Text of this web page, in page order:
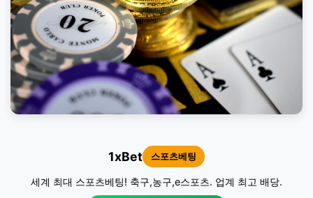
1xBet 스포츠베팅
세계 최대 스포츠베팅! 축구,농구,e스포츠. 업계 최고 배당.